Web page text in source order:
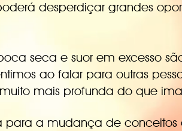
desperdiçar grandes
seca e suor em excesso
ao falar para outras
mais profunda do que
para a mudança de conceitos